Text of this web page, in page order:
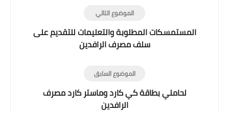
الموضوع التالي
المستمسكات المطلوبة والتعليمات للتقديم على
سلف مصرف الرافدين
الموضوع السابق
لحاملي بطاقة كي كارد وماستر كارد مصرف
الرافدين